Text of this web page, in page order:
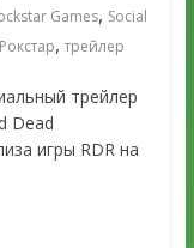
Games, Social
Рокстар, трейлер
трейлер
Dead
игры RDR на